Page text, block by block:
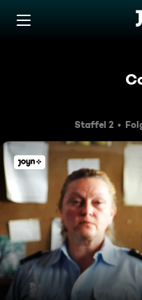
Zum Inhalt springen
Staffel 2